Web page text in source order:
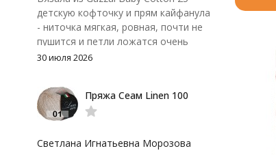
детскую кофточку и прям кайфанула
- ниточка мягкая, ровная, почти не
пушится и петли ложатся очень
аккуратно. После стирки полотно
потеряло, цвет тоже не стал
тусклее. Единственный нюанс -
моточки маленькие, расход лучше
чуть-чуть не хватило))
30 июля 2026
Пряжа Сеам Linen 100
Светлана Игнатьевна Морозова